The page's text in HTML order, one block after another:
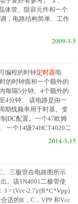
体管、阻容元件和一个
，电路结构简单、工作
2009-3-5
编程的时钟定时器电
的时钟面和一个额外的
每隔5分钟。4个额外的
4分钟。 该电路是由一
期线频率用于时基。变
DC配置。一个47欧姆
一个14级74HCT4020二
2014-3-15
、三极管在电路图所示
。该1N4001二极管使
f = (Vcc-2.7)/(R*C*Vpp)
适的R，C，VPP 和Vcc